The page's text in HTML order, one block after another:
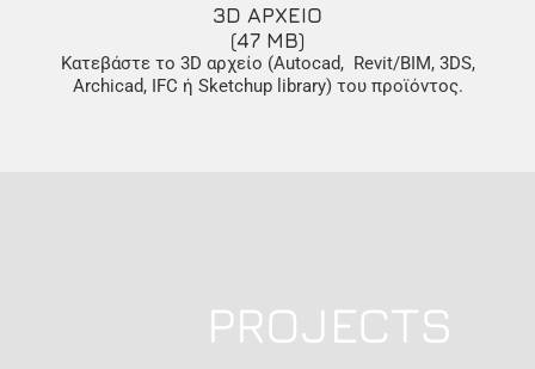
3D ΑΡΧΕΙΟ
(47 MB)
Κατεβάστε το 3D αρχείο (Autocad, Revit/BIM, 3DS,
Archicad, IFC ή Sketchup library) του προϊόντος.
PROJECTS